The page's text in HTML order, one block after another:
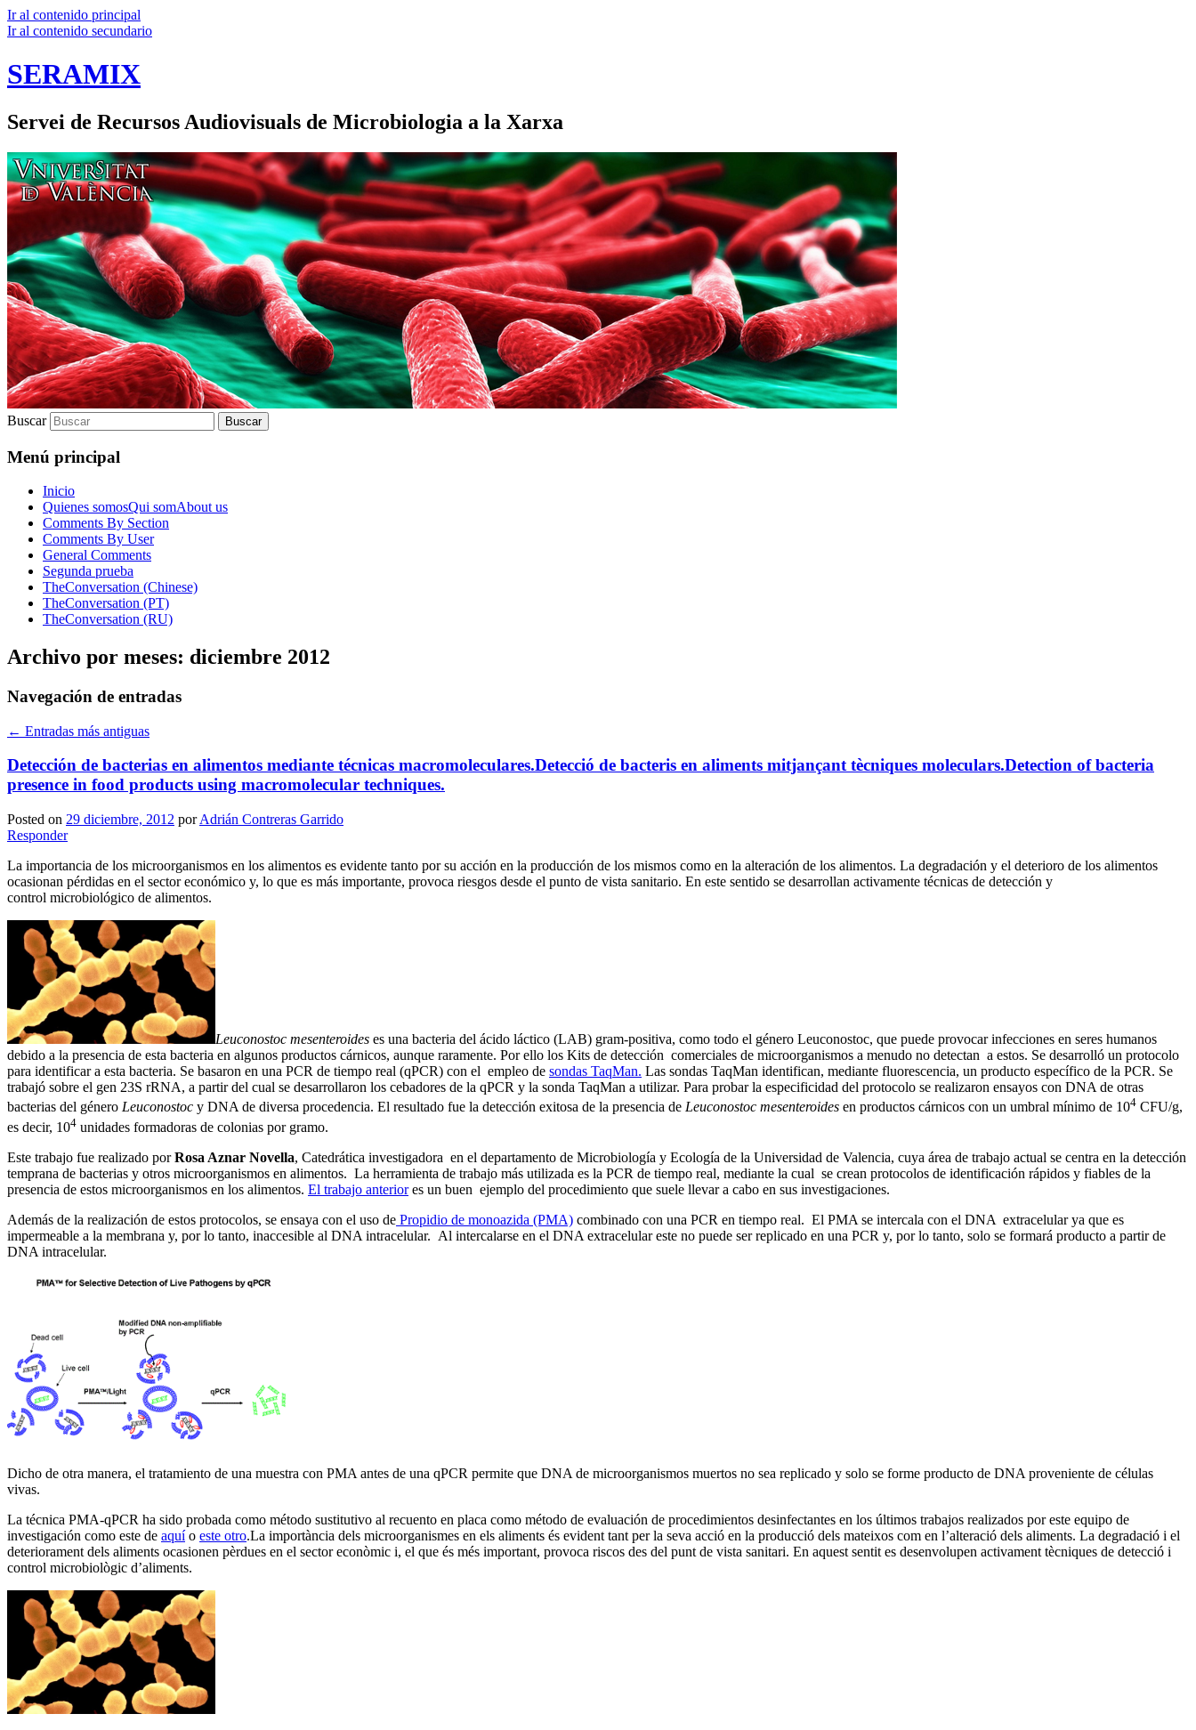
Ir al contenido principal
Ir al contenido secundario
SERAMIX
Servei de Recursos Audiovisuals de Microbiologia a la Xarxa
Buscar
Menú principal
Inicio
Quienes somosQui somAbout us
Comments By Section
Comments By User
General Comments
Segunda prueba
TheConversation (Chinese)
TheConversation (PT)
TheConversation (RU)
Archivo por meses: diciembre 2012
Navegación de entradas
← Entradas más antiguas
Detección de bacterias en alimentos mediante técnicas macromoleculares.Detecció de bacteris en aliments mitjançant tècniques moleculars.Detection of bacteria
presence in food products using macromolecular techniques.
Posted on 29 diciembre, 2012 porAdrián Contreras Garrido
Responder
La importancia de los microorganismos en los alimentos es evidente tanto por su acción en la producción de los mismos como en la alteración de los alimentos. La degradación y el deterioro de los alimentos
ocasionan pérdidas en el sector económico y, lo que es más importante, provoca riesgos desde el punto de vista sanitario. En este sentido se desarrollan activamente técnicas de detección y
control microbiológico de alimentos.
Leuconostoc mesenteroides es una bacteria del ácido láctico (LAB) gram-positiva, como todo el género Leuconostoc, que puede provocar infecciones en seres humanos
debido a la presencia de esta bacteria en algunos productos cárnicos, aunque raramente. Por ello los Kits de detección comerciales de microorganismos a menudo no detectan a estos. Se desarrolló un protocolo
para identificar a esta bacteria. Se basaron en una PCR de tiempo real (qPCR) con el empleo de sondas TaqMan. Las sondas TaqMan identifican, mediante fluorescencia, un producto específico de la PCR. Se
trabajó sobre el gen 23S rRNA, a partir del cual se desarrollaron los cebadores de la qPCR y la sonda TaqMan a utilizar. Para probar la especificidad del protocolo se realizaron ensayos con DNA de otras
bacterias del género Leuconostoc y DNA de diversa procedencia. El resultado fue la detección exitosa de la presencia de Leuconostoc mesenteroides en productos cárnicos con un umbral mínimo de 104 CFU/g,
es decir, 104 unidades formadoras de colonias por gramo.
Este trabajo fue realizado porRosa Aznar Novella, Catedrática investigadora en el departamento de Microbiología y Ecología de la Universidad de Valencia, cuya área de trabajo actual se centra en la detección
temprana de bacterias y otros microorganismos en alimentos. La herramienta de trabajo más utilizada es la PCR de tiempo real, mediante la cual se crean protocolos de identificación rápidos y fiables de la
presencia de estos microorganismos en los alimentos. El trabajo anteriores un buen ejemplo del procedimiento que suele llevar a cabo en sus investigaciones.
Además de la realización de estos protocolos, se ensaya con el uso de Propidio de monoazida (PMA) combinado con una PCR en tiempo real. El PMA se intercala con el DNA extracelular ya que es
impermeable a la membrana y, por lo tanto, inaccesible al DNA intracelular. Al intercalarse en el DNA extracelular este no puede ser replicado en una PCR y, por lo tanto, solo se formará producto a partir de
DNA intracelular.
Dicho de otra manera, el tratamiento de una muestra con PMA antes de una qPCR permite que DNA de microorganismos muertos no sea replicado y solo se forme producto de DNA proveniente de células
vivas.
La técnica PMA-qPCR ha sido probada como método sustitutivo al recuento en placa como método de evaluación de procedimientos desinfectantes en los últimos trabajos realizados por este equipo de
investigación como este de aquío este otro.La importància dels microorganismes en els aliments és evident tant per la seva acció en la producció dels mateixos com en l’alteració dels aliments. La degradació i el
deteriorament dels aliments ocasionen pèrdues en el sector econòmic i, el que és més important, provoca riscos des del punt de vista sanitari. En aquest sentit es desenvolupen activament tècniques de detecció i
control microbiològic d’aliments.